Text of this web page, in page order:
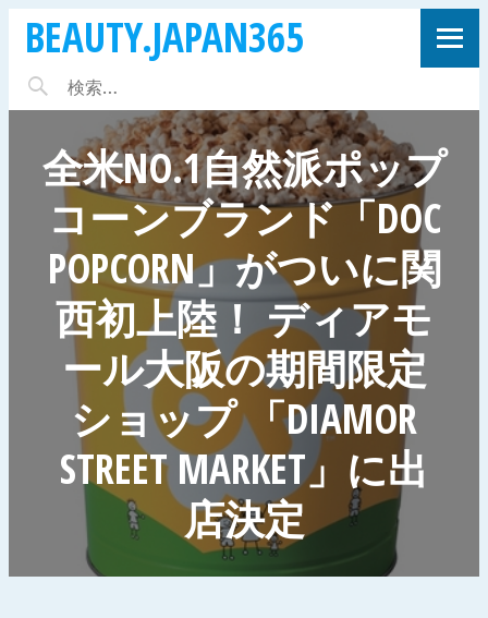
BEAUTY.JAPAN365
全米NO.1自然派ポップ
コーンブランド「DOC
POPCORN」がついに関
西初上陸！ ディアモ
ール大阪の期間限定
ショップ 「DIAMOR
STREET MARKET」に出
店決定